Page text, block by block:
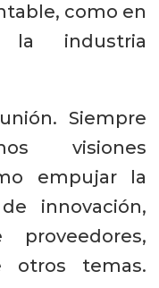
como en
industria
Siempre
visiones
empujar la
innovación,
otros temas.